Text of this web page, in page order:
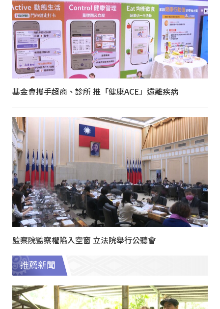
基金會攜手超商、診所 推「健康ACE」遠離疾病
監察院監察權陷入空窗 立法院舉行公聽會
推薦新聞